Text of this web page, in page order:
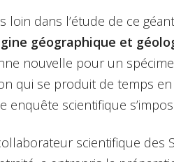
loin dans l’étude de ce
géographique et
nouvelle pour un
qui se produit de temps
enquête scientifique
scientifique des